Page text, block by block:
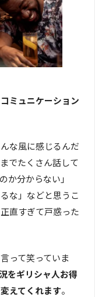
ミュニケーション
な風に感じるんだ
でたくさん話して
か分からない」
な」などと思うこ
直すぎて戸惑った
って笑っていま
をギリシャ人お得
えてくれます。